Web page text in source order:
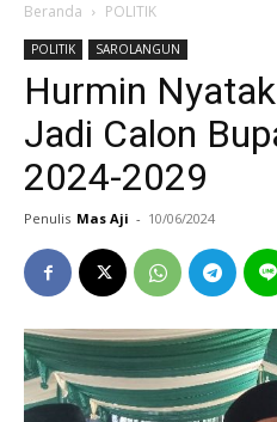
Beranda POLITIK
POLITIK SAROLANGUN
Hurmin
Jadi Calon
2024-2029
Penulis Mas Aji - 10/06/2024